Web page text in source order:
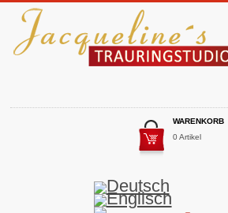
WARENKORB
0 Artikel